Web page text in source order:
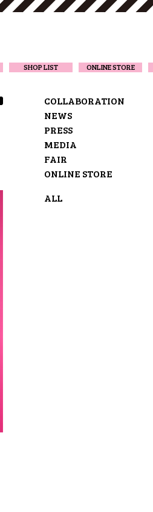
SHOP LIST ONLINE STORE
COLLABORATION
NEWS
PRESS
MEDIA
FAIR
ONLINE STORE
ALL